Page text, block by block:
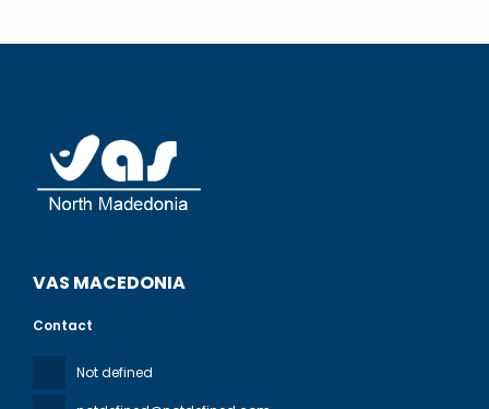
VAS MACEDONIA
Contact
Not defined